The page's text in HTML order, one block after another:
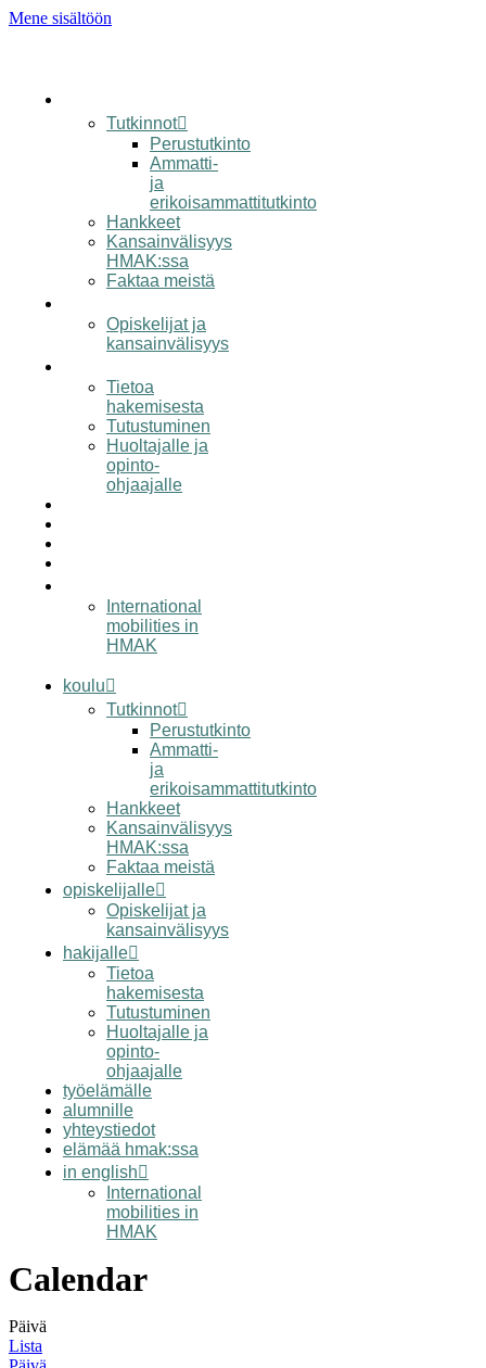
Mene sisältöön
Tutkinnot
Perustutkinto
Ammatti-
ja
erikoisammattitutkinto
Hankkeet
Kansainvälisyys
HMAK:ssa
Faktaa meistä
Opiskelijat ja
kansainvälisyys
Tietoa
hakemisesta
Tutustuminen
Huoltajalle ja
opinto-
ohjaajalle
International
mobilities in
HMAK
koulu
Tutkinnot
Perustutkinto
Ammatti-
ja
erikoisammattitutkinto
Hankkeet
Kansainvälisyys
HMAK:ssa
Faktaa meistä
opiskelijalle
Opiskelijat ja
kansainvälisyys
hakijalle
Tietoa
hakemisesta
Tutustuminen
Huoltajalle ja
opinto-
ohjaajalle
työelämälle
alumnille
yhteystiedot
elämää hmak:ssa
in english
International
mobilities in
HMAK
Calendar
Päivä
Lista